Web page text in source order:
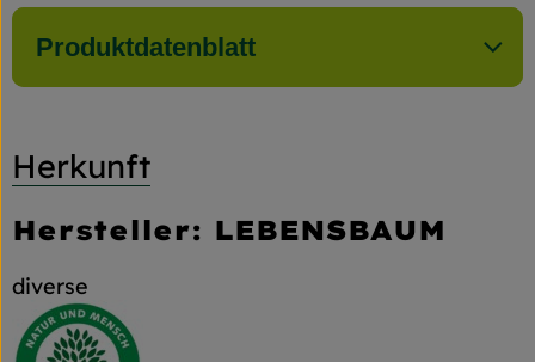
Produktdatenblatt
Herkunft
Hersteller: LEBENSBAUM
diverse